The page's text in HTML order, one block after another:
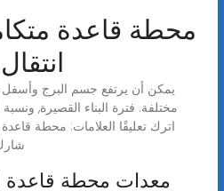
محطة قاعدة
مختلفة. فترة البناء القصيرة,
معدات محطة قاعدة